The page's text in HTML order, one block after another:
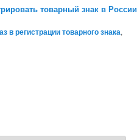
товарный знак в России
в регистрации товарного знака,